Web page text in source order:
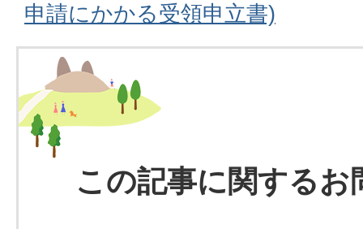
申請にかかる受領申立書)
この記事に関するお